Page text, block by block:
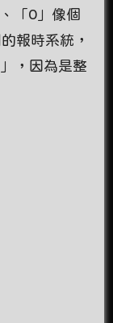
「0」像個
報時系統，
，因為是整